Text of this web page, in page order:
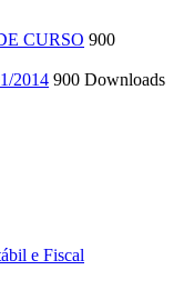
CURSO 900
2014 900 Downloads
e Fiscal